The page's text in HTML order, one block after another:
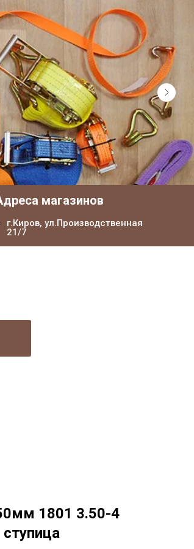
магазинов
г.Киров, ул.Производственная
21/7
1801 3.50-4